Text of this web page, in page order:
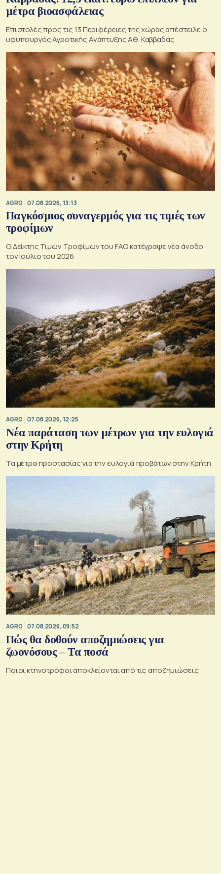
μέτρα βιοασφάλειας
Επιστολές προς τις 13 Περιφέρειες της χώρας απέστειλε ο
υφυπουργός Αγροτικής Ανάπτυξης Αθ. Καββαδάς
AGRO 07.08.2026, 13:13
Παγκόσμιος συναγερμός για τις τιμές των
τροφίμων
Ο Δείκτης Τιμών Τροφίμων του FAO κατέγραψε νέα άνοδο
τον Ιούλιο του 2026
AGRO 07.08.2026, 12:25
Νέα παράταση των μέτρων για την ευλογιά
στην Κρήτη
Τα μέτρα προστασίας για την ευλογιά προβάτων στην Κρήτη
AGRO 07.08.2026, 09:52
Πώς θα δοθούν αποζημιώσεις για
ζωονόσους – Τα ποσά
Ποιοι κτηνοτρόφοι αποκλείονται από τις αποζημιώσεις